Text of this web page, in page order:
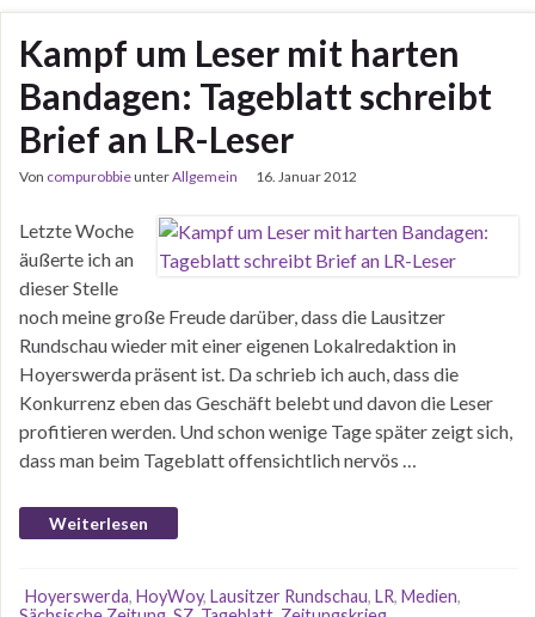
Kampf um Leser mit harten
Bandagen: Tageblatt schreibt
Brief an LR-Leser
Von compurobbieunterAllgemein 16. Januar 2012
Letzte Woche
äußerte ich an
dieser Stelle
noch meine große Freude darüber, dass die Lausitzer
Rundschau wieder mit einer eigenen Lokalredaktion in
Hoyerswerda präsent ist. Da schrieb ich auch, dass die
Konkurrenz eben das Geschäft belebt und davon die Leser
profitieren werden. Und schon wenige Tage später zeigt sich,
dass man beim Tageblatt offensichtlich nervös …
Weiterlesen
Hoyerswerda, HoyWoy, Lausitzer Rundschau, LR, Medien,